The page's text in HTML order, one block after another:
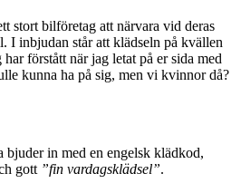
stort bilföretag att närvara vid deras
I inbjudan står att klädseln på kvällen
har förstått när jag letat på er sida med
kunna ha på sig, men vi kvinnor då?
bjuder in med en engelsk klädkod,
gott ”fin vardagsklädsel”.